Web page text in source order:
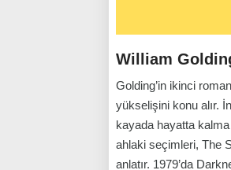
William
Golding’in ikinci
yükselişini konu alır.
kayada hayatta
ahlaki seçimleri, The
anlatır. 1979’da